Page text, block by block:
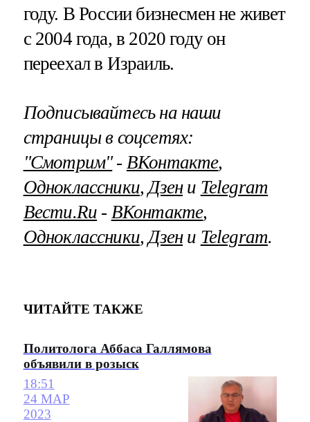
году. В России бизнесмен не живет
с 2004 года, в 2020 году он
переехал в Израиль.
Подписывайтесь на наши
страницы в соцсетях:
"Смотрим"‐ ВКонтакте,
Одноклассники,Дзени Telegram
Вести.Ru ‐ ВКонтакте,
Одноклассники,Дзени Telegram.
ЧИТАЙТЕ ТАКЖЕ
Политолога Аббаса Галлямова
объявили в розыск
18:51
24 МАР
2023